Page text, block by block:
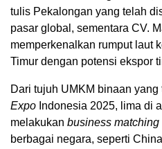
tulis Pekalongan yang telah
pasar global, sementara CV.
memperkenalkan rumput laut
Timur dengan potensi ekspor
Dari tujuh UMKM binaan yang
Expo Indonesia 2025, lima di
melakukan business matching
berbagai negara, seperti